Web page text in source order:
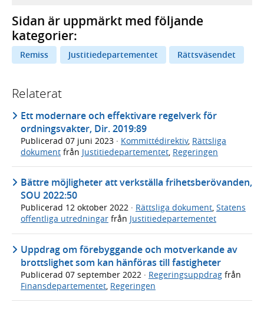
Sidan är uppmärkt med följande
kategorier:
Remiss Justitiedepartementet Rättsväsendet
Relaterat
Ett modernare och effektivare regelverk för
ordningsvakter, Dir. 2019:89
Publicerad 07 juni 2023 · Kommittédirektiv, Rättsliga
dokument från Justitiedepartementet Regeringen
Bättre möjligheter att verkställa frihetsberövanden,
SOU 2022:50
Publicerad 12 oktober 2022 · Rättsliga dokument, Statens
offentliga utredningar från Justitiedepartementet
Uppdrag om förebyggande och motverkande av
brottslighet som kan hänföras till fastigheter
Publicerad 07 september 2022 · Regeringsuppdrag från
Finansdepartementet, Regeringen